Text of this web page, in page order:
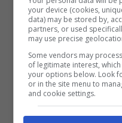
nemmeno
guardano sempre
Leggi anche
Vip,
your device (cookies,
data) may be stored by,
partners, or used
may use precise
Some vendors may
of legitimate interest,
your options below. Look
or in the site menu to
and cookie settings.